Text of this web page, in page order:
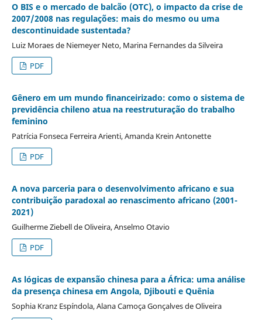
O BIS e o mercado de balcão (OTC), o impacto da crise de
2007/2008 nas regulações: mais do mesmo ou uma
descontinuidade sustentada?
Luiz Moraes de Niemeyer Neto, Marina Fernandes da Silveira
PDF
Gênero em um mundo financeirizado: como o sistema de
previdência chileno atua na reestruturação do trabalho
feminino
Patrícia Fonseca Ferreira Arienti, Amanda Krein Antonette
PDF
A nova parceria para o desenvolvimento africano e sua
contribuição paradoxal ao renascimento africano (2001-
2021)
Guilherme Ziebell de Oliveira, Anselmo Otavio
PDF
As lógicas de expansão chinesa para a África: uma análise
da presença chinesa em Angola, Djibouti e Quênia
Sophia Kranz Espíndola, Alana Camoça Gonçalves de Oliveira